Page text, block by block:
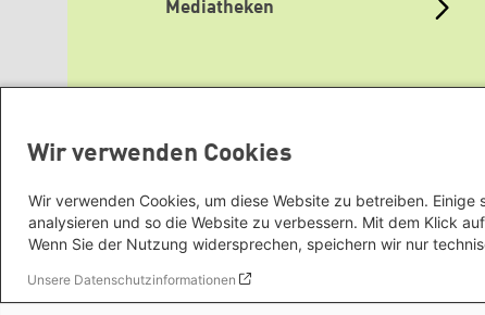
Mediatheken
Wir verwenden Cookies
Wir verwenden Cookies, um diese Website zu betreiben.
analysieren und so die Website zu verbessern. Mit dem Klick
Wenn Sie der Nutzung widersprechen, speichern wir nur
Unsere Datenschutzinformationen